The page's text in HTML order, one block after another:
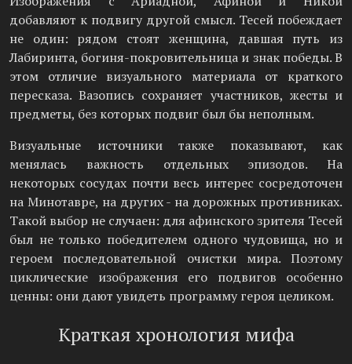
добавляют к подвигу другой смысл. Тесей побеждает
не один: рядом стоят женщина, давшая путь из
Лабиринта, богиня-покровительница и знак победы. В
этом отличие визуального материала от краткого
пересказа. Вазопись сохраняет участников, жесты и
предметы, без которых подвиг был бы неполным.
Визуальные источники также показывают, как
менялась важность отдельных эпизодов. На
некоторых сосудах почти весь интерес сосредоточен
на Минотавре, на других - на дорожных противниках.
Такой выбор не случаен: для афинского зрителя Тесей
был не только победителем одного чудовища, но и
героем последовательной очистки мира. Поэтому
циклические изображения его подвигов особенно
ценны: они дают увидеть программу героя целиком.
Краткая хронология мифа